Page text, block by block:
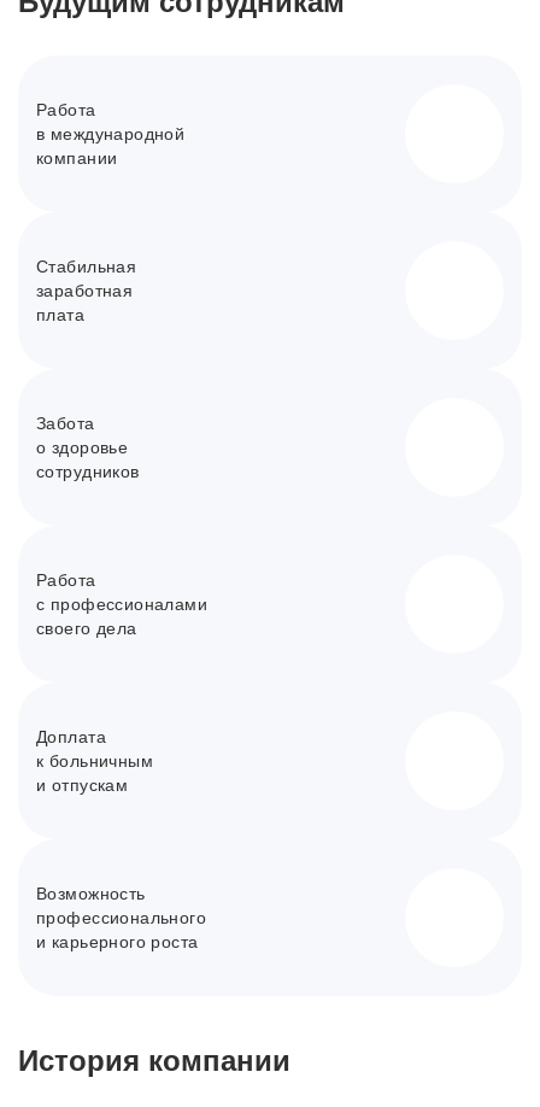
Работа
в международной
компании
Стабильная
заработная
плата
Забота
о здоровье
сотрудников
Работа
с профессионалами
своего дела
Доплата
к больничным
и отпускам
Возможность
профессионального
и карьерного роста
История компании